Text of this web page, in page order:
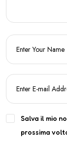
Salva il mio
prossima